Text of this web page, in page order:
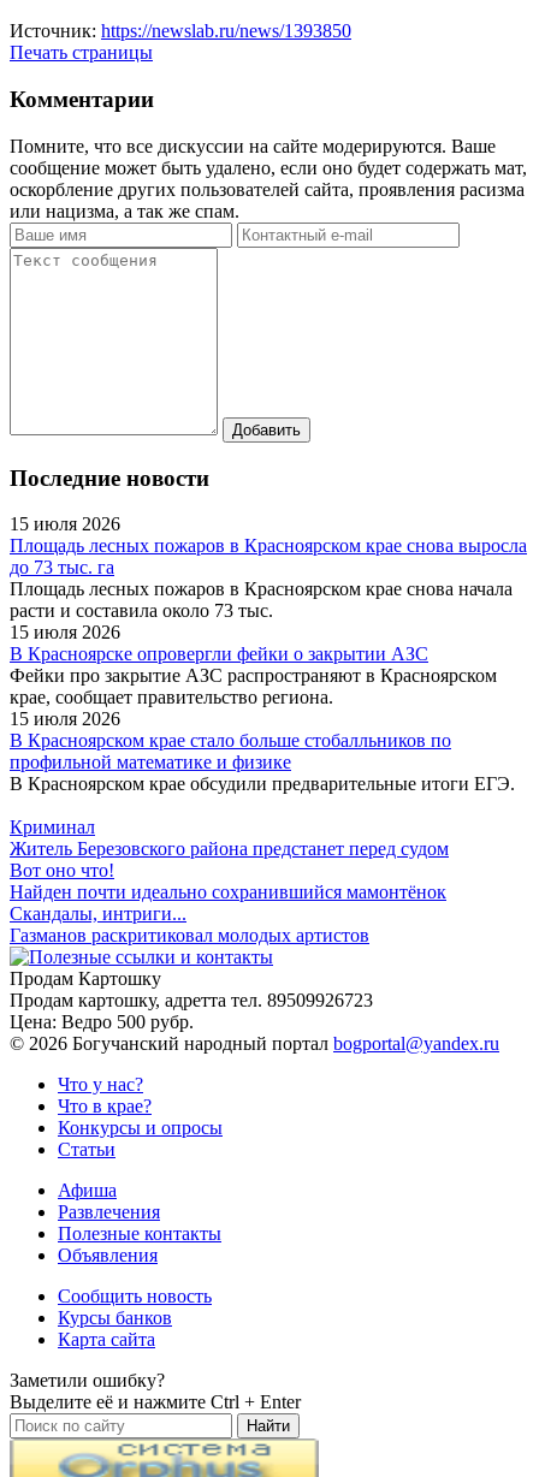
Источник: https://newslab.ru/news/1393850
Печать страницы
Комментарии
Помните, что все дискуссии на сайте модерируются. Ваше
сообщение может быть удалено, если оно будет содержать мат,
оскорбление других пользователей сайта, проявления расизма
или нацизма, а так же спам.
Последние новости
15 июля 2026
Площадь лесных пожаров в Красноярском крае снова выросла
до 73 тыс. га
Площадь лесных пожаров в Красноярском крае снова начала
расти и составила около 73 тыс.
15 июля 2026
В Красноярске опровергли фейки о закрытии АЗС
Фейки про закрытие АЗС распространяют в Красноярском
крае, сообщает правительство региона.
15 июля 2026
В Красноярском крае стало больше стобалльников по
профильной математике и физике
В Красноярском крае обсудили предварительные итоги ЕГЭ.
Криминал
Житель Березовского района предстанет перед судом
Вот оно что!
Найден почти идеально сохранившийся мамонтёнок
Скандалы, интриги...
Газманов раскритиковал молодых артистов
Продам Картошку
Продам картошку, адретта тел. 89509926723
Цена: Ведро 500 рубр.
© 2026 Богучанский народный портал bogportal@yandex.ru
Что у нас?
Что в крае?
Конкурсы и опросы
Статьи
Афиша
Развлечения
Полезные контакты
Объявления
Сообщить новость
Курсы банков
Карта сайта
Заметили ошибку?
Выделите её и нажмите Ctrl + Enter